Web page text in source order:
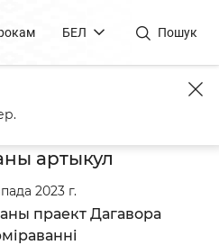
БЕЛ Пошук
артыкул
2023 г.
праект Дагавора